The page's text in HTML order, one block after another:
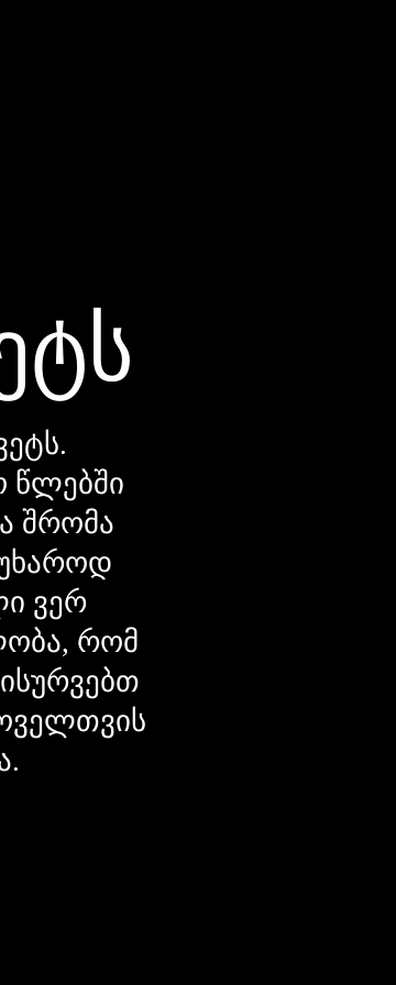
წლებში
შრომა
ვერ
რომ